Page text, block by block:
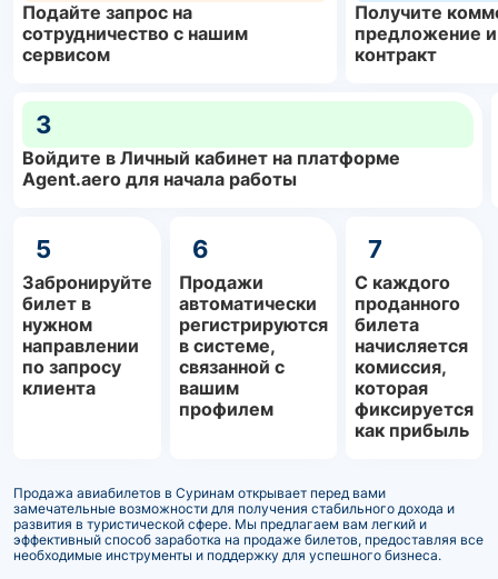
Подайте запрос на
сотрудничество с нашим
сервисом
Получите
предложение
контракт
3
Войдите в Личный кабинет на платформе
Agent.aero для начала работы
5
Забронируйте
билет в
нужном
направлении
по запросу
клиента
6
Продажи
автоматически
регистрируются
в системе,
связанной с
вашим
профилем
7
С каждого
проданного
билета
начисляется
комиссия,
которая
фиксируется
как прибыль
Продажа авиабилетов в Суринам открывает перед вами
замечательные возможности для получения стабильного дохода и
развития в туристической сфере. Мы предлагаем вам легкий и
эффективный способ заработка на продаже билетов, предоставляя все
необходимые инструменты и поддержку для успешного бизнеса.